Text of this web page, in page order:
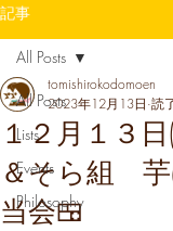
記事
All Posts
Lists
Events
Philosophy
All Posts
１２月１３
＆そら組 芋
当会🍱
tomishirokodomoen
2023年12月13日 読